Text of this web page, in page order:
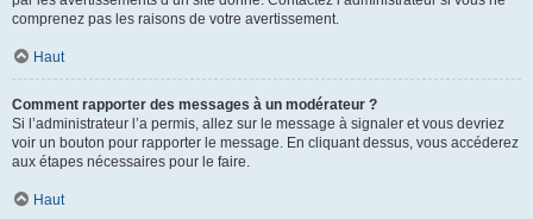
comprenez pas les raisons de votre avertissement.
Haut
Comment rapporter des messages à un modérateur ?
Si l’administrateur l’a permis, allez sur le message à signaler et vous devriez
voir un bouton pour rapporter le message. En cliquant dessus, vous accéderez
aux étapes nécessaires pour le faire.
Haut